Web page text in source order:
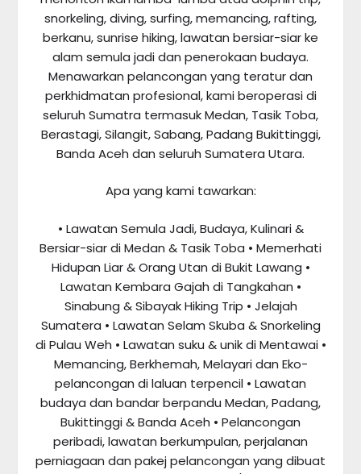
snorkeling, diving, surfing, memancing, rafting,
berkanu, sunrise hiking, lawatan bersiar-siar ke
alam semula jadi dan penerokaan budaya.
Menawarkan pelancongan yang teratur dan
perkhidmatan profesional, kami beroperasi di
seluruh Sumatra termasuk Medan, Tasik Toba,
Berastagi, Silangit, Sabang, Padang Bukittinggi,
Banda Aceh dan seluruh Sumatera Utara.
Apa yang kami tawarkan:
• Lawatan Semula Jadi, Budaya, Kulinari &
Bersiar-siar di Medan & Tasik Toba • Memerhati
Hidupan Liar & Orang Utan di Bukit Lawang •
Lawatan Kembara Gajah di Tangkahan •
Sinabung & Sibayak Hiking Trip • Jelajah
Sumatera • Lawatan Selam Skuba & Snorkeling
di Pulau Weh • Lawatan suku & unik di Mentawai •
Memancing, Berkhemah, Melayari dan Eko-
pelancongan di laluan terpencil • Lawatan
budaya dan bandar berpandu Medan, Padang,
Bukittinggi & Banda Aceh • Pelancongan
peribadi, lawatan berkumpulan, perjalanan
perniagaan dan pakej pelancongan yang dibuat